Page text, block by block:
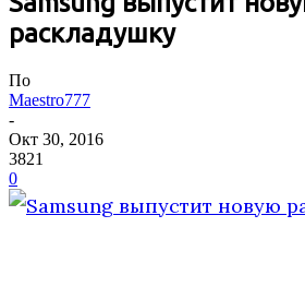
раскладушку
По
Maestro777
-
Окт 30, 2016
3821
0